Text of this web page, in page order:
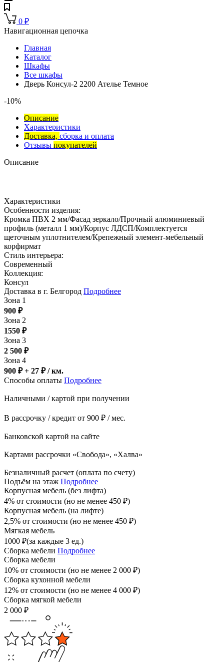
0 ₽
Навигационная цепочка
Главная
Каталог
Шкафы
Все шкафы
Дверь Консул-2 2200 Ателье Темное
-10%
Описание
Характеристики
Доставка, сборка и оплата
Отзывы покупателей
Описание
Характеристики
Особенности изделия:
Кромка ПВХ 2 мм/Фасад зеркало/Прочный алюминиевый
профиль (металл 1 мм)/Корпус ЛДСП/Комплектуется
щеточным уплотнителем/Крепежный элемент-мебельный
корфирмат
Стиль интерьера:
Современный
Коллекция:
Консул
Доставка в г. Белгород Подробнее
Зона 1
900 ₽
Зона 2
1550 ₽
Зона 3
2 500 ₽
Зона 4
900 ₽ + 27 ₽/ км.
Способы оплаты Подробнее
Наличными / картой при получении
В рассрочку / кредит от 900 ₽ / мес.
Банковской картой на сайте
Картами рассрочки «Свобода», «Халва»
Безналичный расчет (оплата по счету)
Подъём на этаж Подробнее
Корпусная мебель (без лифта)
4% от стоимости (но не менее 450 ₽)
Корпусная мебель (на лифте)
2,5% от стоимости (но не менее 450 ₽)
Мягкая мебель
1000 ₽(за каждые 3 ед.)
Сборка мебели Подробнее
Сборка мебели
10% от стоимости (но не менее 2 000 ₽)
Сборка кухонной мебели
12% от стоимости (но не менее 4 000 ₽)
Сборка мягкой мебели
2 000 ₽